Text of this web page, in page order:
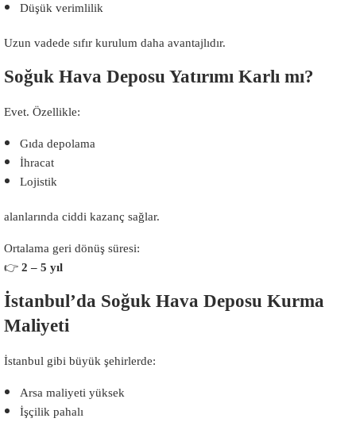
Düşük verimlilik
Uzun vadede sıfır kurulum daha avantajlıdır.
Soğuk Hava Deposu Yatırımı Karlı mı?
Evet. Özellikle:
Gıda depolama
İhracat
Lojistik
alanlarında ciddi kazanç sağlar.
Ortalama geri dönüş süresi:
👉 2 – 5 yıl
İstanbul’da Soğuk Hava Deposu Kurma
Maliyeti
İstanbul gibi büyük şehirlerde:
Arsa maliyeti yüksek
İşçilik pahalı